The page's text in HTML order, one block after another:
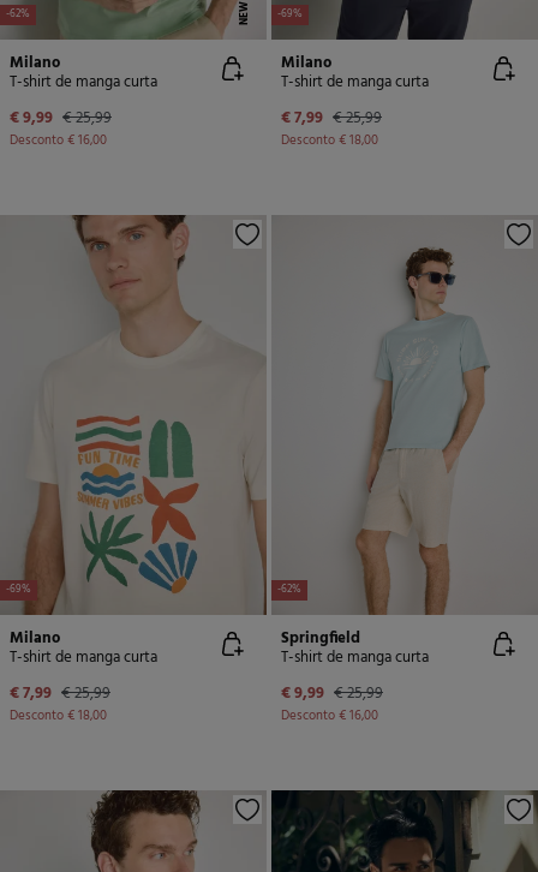
-62% NEW
Milano
T-shirt de manga curta
€ 9,99 € 25,99
Desconto€ 16,00
-69%
Milano
T-shirt de manga curta
€ 7,99 € 25,99
Desconto€ 18,00
-69%
Milano
T-shirt de manga curta
€ 7,99 € 25,99
Desconto€ 18,00
-62%
Springfield
T-shirt de manga curta
€ 9,99 € 25,99
Desconto€ 16,00